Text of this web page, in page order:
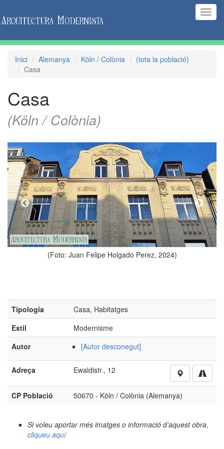
Inici Alemanya Köln / Colònia
(tota la població)
Casa
Casa
(Köln / Colònia)
Juan Felipe Holgado Perez, 2024)
Tipologia
Casa, Habitatges
Estil
Modernisme
Autor
[Autor desconegut]
Adreça Ewaldistr., 12
CP Població 50670 - Köln / Colònia (Alemanya)
Si voleu aportar més imatges o informació d’aquest obra,
cliqueu aquí